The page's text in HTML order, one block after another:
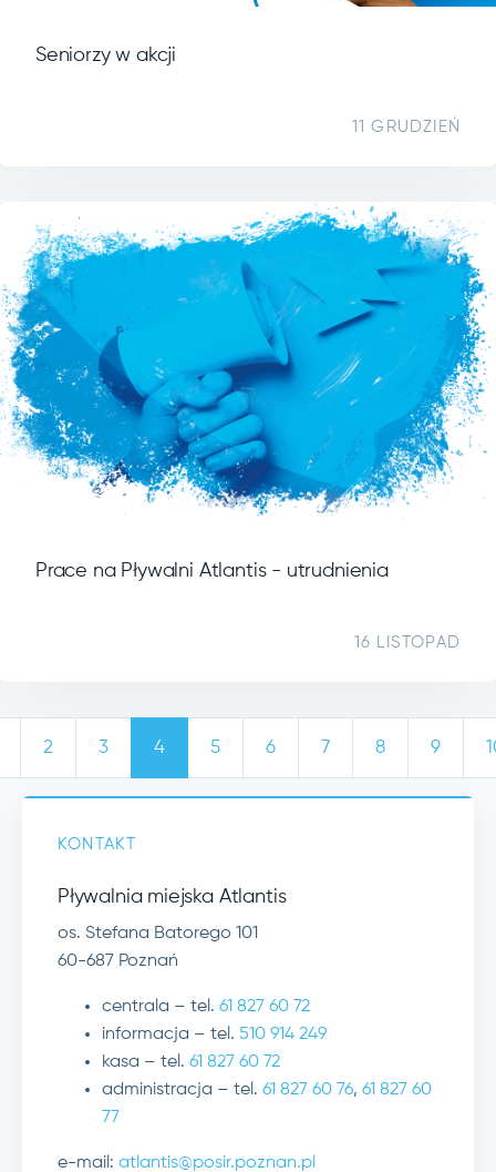
Seniorzy w akcji
11 GRUDZIEŃ
Prace na Pływalni Atlantis - utrudnienia
16 LISTOPAD
2 3 4 5 6 7 8 9
KONTAKT
Pływalnia miejska Atlantis
os. Stefana Batorego 101
60-687 Poznań
centrala – tel. 61 827 60 72
informacja – tel. 510 914 249
kasa – tel. 61 827 60 72
administracja – tel. 61 827 60 76, 61 827 60
77
e-mail: atlantis@posir.poznan.pl